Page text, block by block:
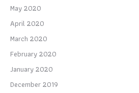
May 2020
April 2020
March 2020
February 2020
January 2020
December 2019